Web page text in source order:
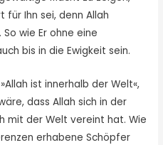
für Ihn sei, denn Allah
wie Er ohne eine
bis in die Ewigkeit sein.
ist innerhalb der Welt«,
dass Allah sich in der
mit der Welt vereint hat. Wie
erhabene Schöpfer